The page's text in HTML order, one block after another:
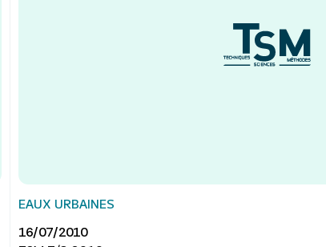
EAUX URBAINES
16/07/2010